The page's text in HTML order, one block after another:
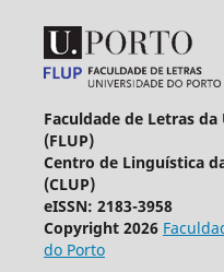
Faculdade de Letras
(FLUP)
Centro de Linguística
(CLUP)
eISSN: 2183-3958
Copyright 2026
do Porto